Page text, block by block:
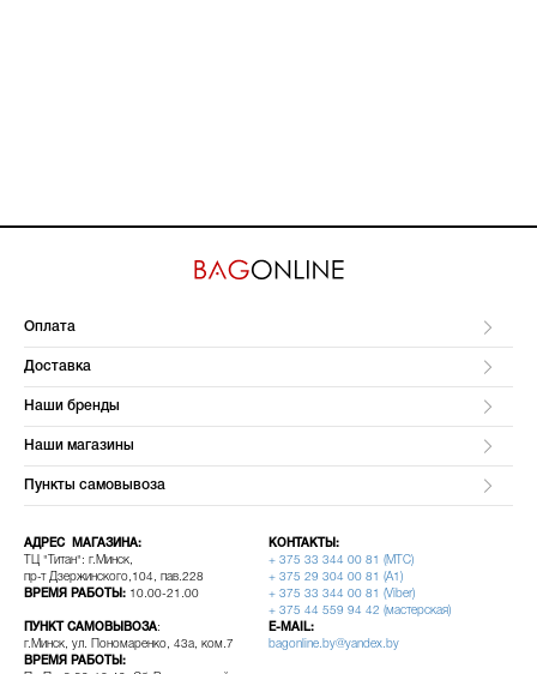
Оплата
Доставка
Наши бренды
Наши магазины
Пункты самовывоза
АДРЕС МАГАЗИНА:
ТЦ "Титан": г.Минск,
пр-т Дзержинского,104, пав.228
ВРЕМЯ РАБОТЫ: 10.00-21.00
ПУНКТ САМОВЫВОЗА:
г.Минск, ул. Пономаренко, 43а, ком.7
ВРЕМЯ РАБОТЫ:
КОНТАКТЫ:
+ 375 33 344 00 81 (МТС)
+ 375 29 304 00 81 (A1)
+ 375 33 344 00 81 (Viber)
+ 375 44 559 94 42 (мастерская)
E-MAIL:
bagonline.by@yandex.by